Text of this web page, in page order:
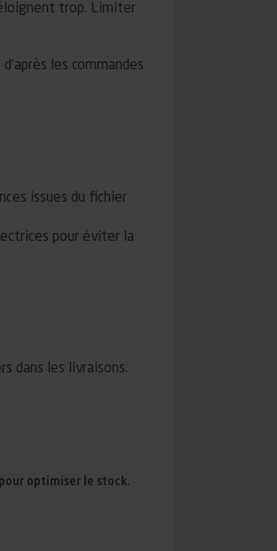
trop. Limiter
les commandes
issues du fichier
pour éviter la
dans les livraisons.
optimiser le stock.